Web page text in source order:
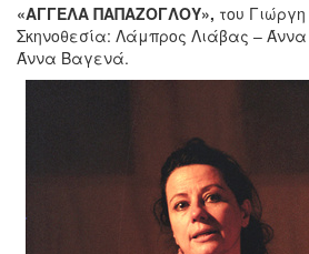
«ΑΓΓΕΛΑ ΠΑΠΑΖΟΓΛΟΥ», του
Σκηνοθεσία: Λάμπρος Λιάβας –
Άννα Βαγενά.